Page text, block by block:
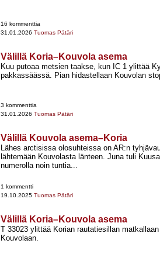
16 kommenttia
31.01.2026 Tuomas Pätäri
Välillä Koria–Kouvola asema
Kuu putoaa metsien taakse, kun IC 1 ylittää
pakkassäässä. Pian hidastellaan Kouvolan
3 kommenttia
31.01.2026 Tuomas Pätäri
Välillä Kouvola asema–Koria
Lähes arctisissa olosuhteissa on AR:n
lähtemään Kouvolasta länteen. Juna tuli
numerolla noin tuntia...
1 kommentti
19.10.2025 Tuomas Pätäri
Välillä Koria–Kouvola asema
T 33023 ylittää Korian rautatiesillan
Kouvolaan.